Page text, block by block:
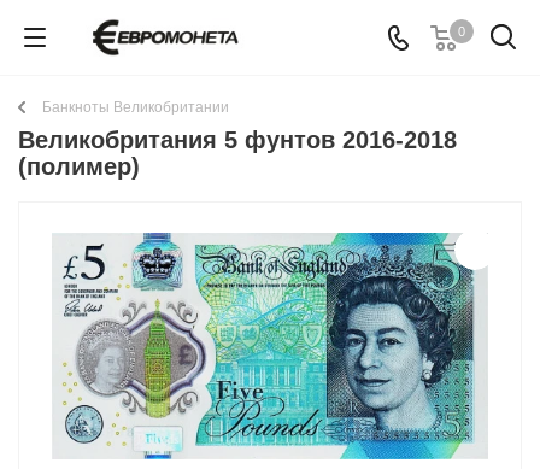
0
Банкноты Великобритании
Великобритания 5 фунтов 2016-2018
(полимер)